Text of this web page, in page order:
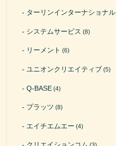
ターリンインターナショナル
システムサービス (8)
リーメント (6)
ユニオンクリエイティブ (5)
Q-BASE (4)
プラッツ (8)
エイチエムエー (4)